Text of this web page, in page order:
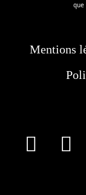
que
Mentions